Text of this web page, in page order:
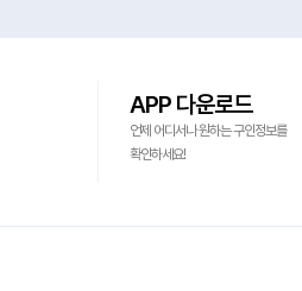
APP 다운로드
언제 어디서나 원하는 구인정보를
확인하세요!